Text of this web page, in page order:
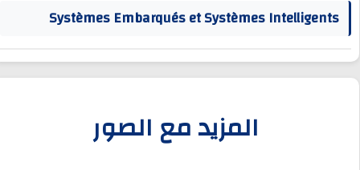
Systèmes Embarqués et Systèmes Intelligents
المزيد مع الصور